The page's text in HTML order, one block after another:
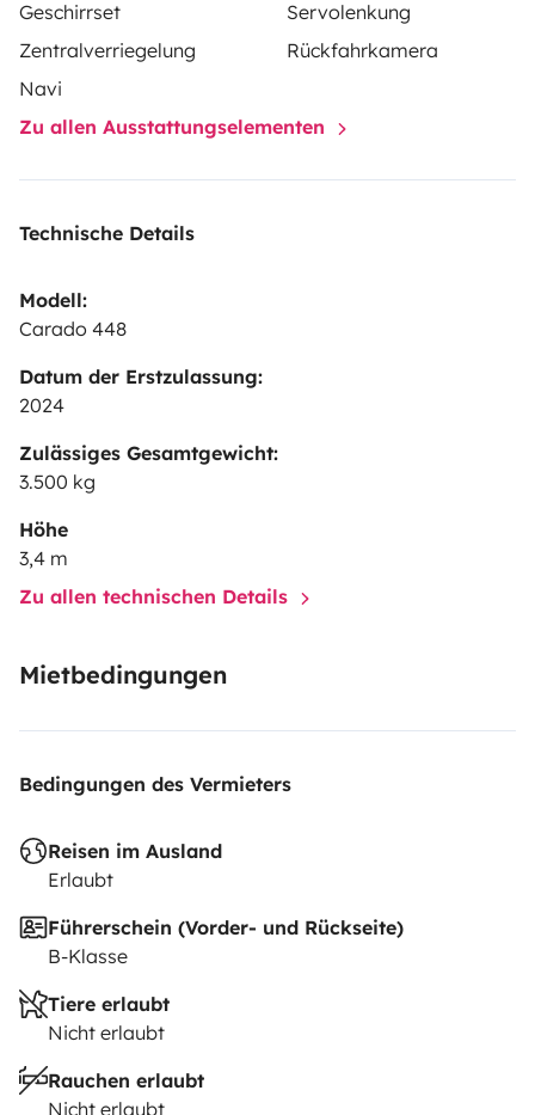
extérieur.Antenne satellite. Télévision
Geschirrset
Servolenkung
Zentralverriegelung
Rückfahrkamera
Navi
Zu allen Ausstattungselementen
Technische Details
Modell:
Carado 448
Datum der Erstzulassung:
2024
Zulässiges Gesamtgewicht:
3.500 kg
Höhe
3,4 m
Zu allen technischen Details
Mietbedingungen
Bedingungen des Vermieters
Reisen im Ausland
Erlaubt
Führerschein (Vorder- und Rückseite)
B-Klasse
Tiere erlaubt
Nicht erlaubt
Rauchen erlaubt
Nicht erlaubt